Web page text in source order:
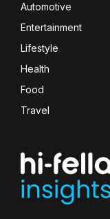
Automotive
Entertainment
Lifestyle
Health
Food
Travel